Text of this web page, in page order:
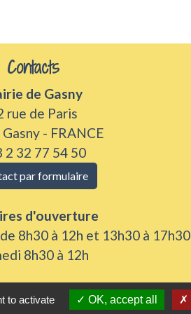
Contacts
de Gasny
rue de Paris
- FRANCE
2 32 77 54 50
par formulaire
d'ouverture
8h30 à 12h et 13h30 à 17h30
8h30 à 12h
to activate OK, accept all